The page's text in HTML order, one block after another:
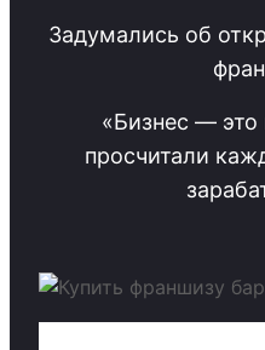
Задумались об
«Бизнес —
просчитали